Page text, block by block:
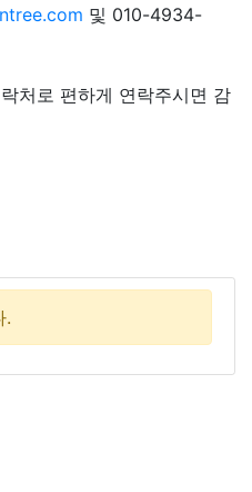
및 010-4934-
처로 편하게 연락주시면 감
.